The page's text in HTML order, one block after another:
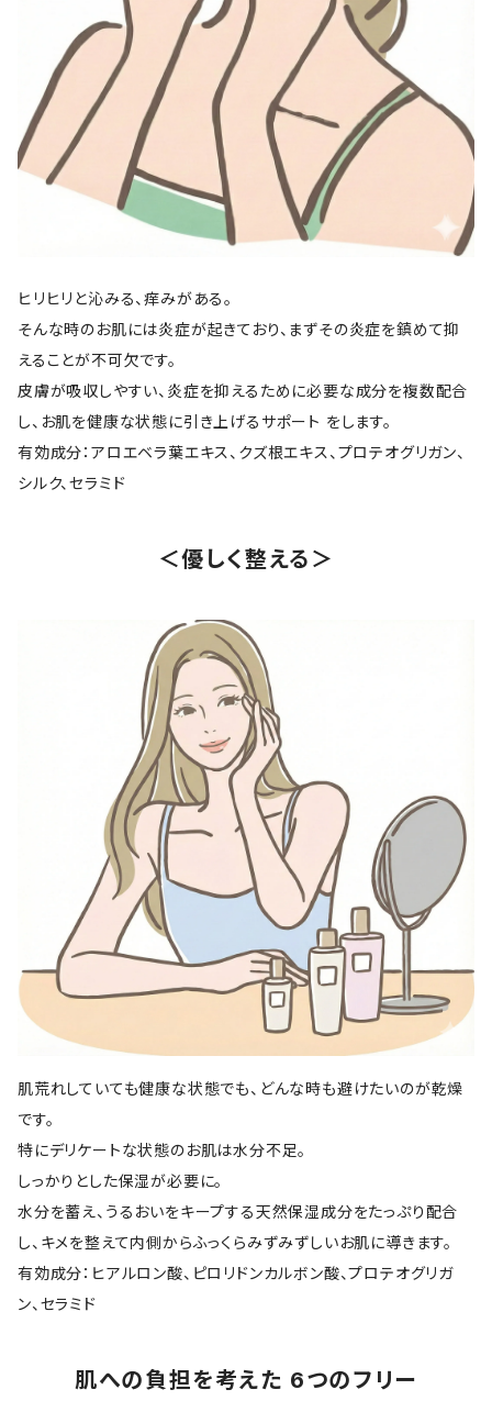
ヒリヒリと沁みる、痒みがある。
そんな時のお肌には炎症が起きており、まずその炎症を鎮めて抑
えることが不可欠です。
皮膚が吸収しやすい、炎症を抑えるために必要な成分を複数配合
し、お肌を健康な状態に引き上げるサポート をします。
有効成分：アロエベラ葉エキス、クズ根エキス、プロテオグリガン、
シルク、セラミド
＜優しく整える＞
肌荒れしていても健康な状態でも、どんな時も避けたいのが乾燥
です。
特にデリケートな状態のお肌は水分不足。
しっかりとした保湿が必要に。
水分を蓄え、うるおいをキープする天然保湿成分をたっぷり配合
し、キメを整えて内側からふっくらみずみずしいお肌に導きます。
有効成分：ヒアルロン酸、ピロリドンカルボン酸、プロテオグリガ
ン、セラミド
肌への負担を考えた 6つのフリー